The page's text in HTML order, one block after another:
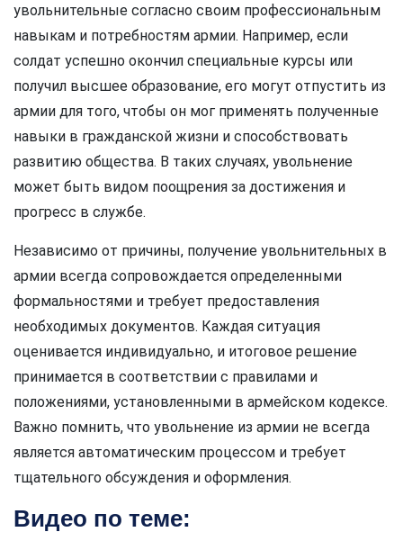
увольнительные согласно своим профессиональным
навыкам и потребностям армии. Например, если
солдат успешно окончил специальные курсы или
получил высшее образование, его могут отпустить из
армии для того, чтобы он мог применять полученные
навыки в гражданской жизни и способствовать
развитию общества. В таких случаях, увольнение
может быть видом поощрения за достижения и
прогресс в службе.
Независимо от причины, получение увольнительных в
армии всегда сопровождается определенными
формальностями и требует предоставления
необходимых документов. Каждая ситуация
оценивается индивидуально, и итоговое решение
принимается в соответствии с правилами и
положениями, установленными в армейском кодексе.
Важно помнить, что увольнение из армии не всегда
является автоматическим процессом и требует
тщательного обсуждения и оформления.
Видео по теме: